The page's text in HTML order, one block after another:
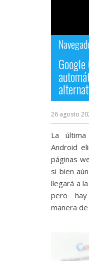
26 agosto
La
Android
páginas
si bien
llegará a
pero hay
manera